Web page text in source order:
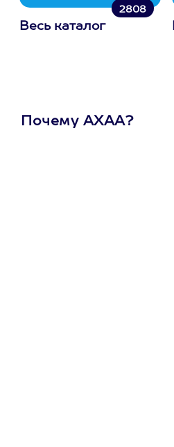
2808
Весь каталог
Почему АХАА?